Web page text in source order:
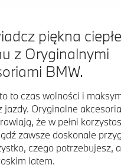
piękna
z Oryginalnymi
BMW.
to czas wolności i
jazdy. Oryginalne
że w pełni
zawsze doskonale
czego potrzebujesz,
latem.